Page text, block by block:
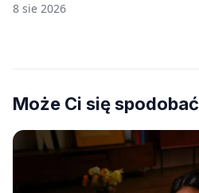
8 sie 2026
Może Ci się spodobać